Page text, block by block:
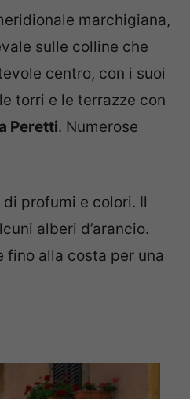
marchigiana,
sulle colline che
centro, con i suoi
torri e le terrazze con
Peretti. Numerose
profumi e colori. Il
alberi d’arancio.
alla costa per una